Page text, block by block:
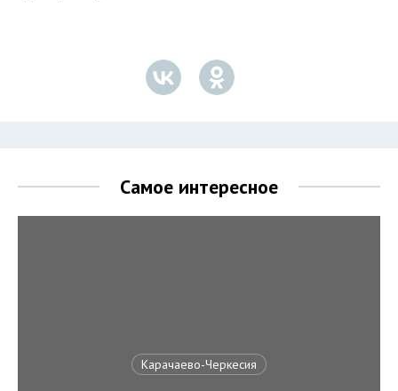
Самое интересное
Карачаево-Черкесия